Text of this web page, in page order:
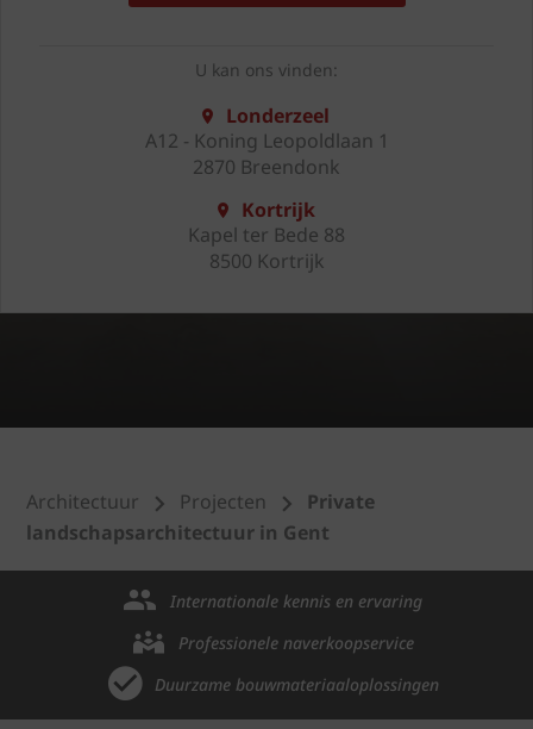
U kan ons vinden:
Londerzeel
A12 - Koning Leopoldlaan 1
2870 Breendonk
Kortrijk
Kapel ter Bede 88
8500 Kortrijk
Architectuur Projecten
Private
landschapsarchitectuur in Gent
Internationale kennis en ervaring
Professionele naverkoopservice
Duurzame bouwmateriaaloplossingen